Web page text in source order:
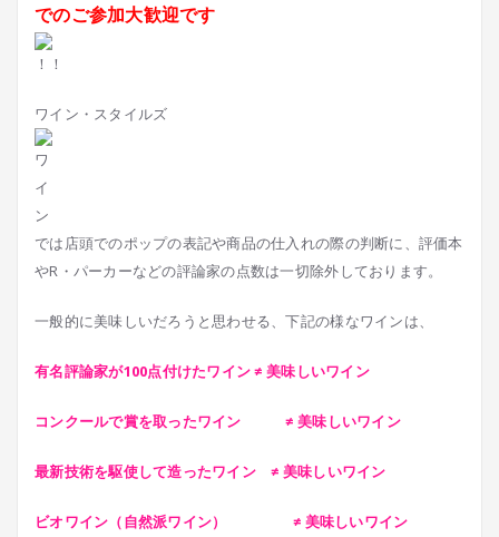
でのご参加大歓迎です
ワイン・スタイルズ
では店頭でのポップの表記や商品の仕入れの際の判断に、評価本
やR・パーカーなどの評論家の点数は一切除外しております。
一般的に美味しいだろうと思わせる、下記の様なワインは、
有名評論家が100点付けたワイン ≠ 美味しいワイン
コンクールで賞を取ったワイン ≠ 美味しいワイン
最新技術を駆使して造ったワイン ≠ 美味しいワイン
ビオワイン（自然派ワイン） ≠ 美味しいワイン